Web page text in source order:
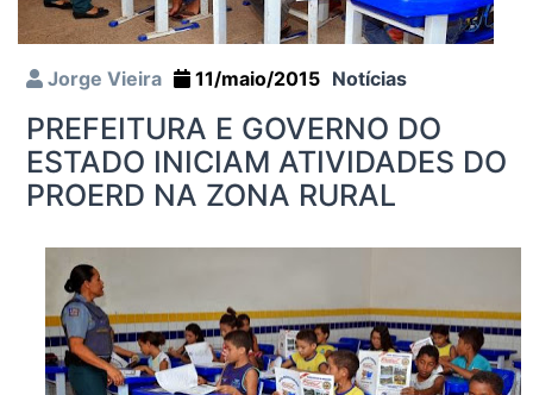
Jorge Vieira 11/maio/2015 Notícias
PREFEITURA E GOVERNO DO
ESTADO INICIAM ATIVIDADES DO
PROERD NA ZONA RURAL